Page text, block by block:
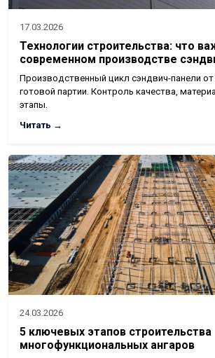
17.03.2026
Технологии строительства: что
современном производстве
Производственный цикл сэндвич-панели
готовой партии. Контроль качества,
этапы.
Читать →
24.03.2026
5 ключевых этапов строительства
многофункциональных ангаров